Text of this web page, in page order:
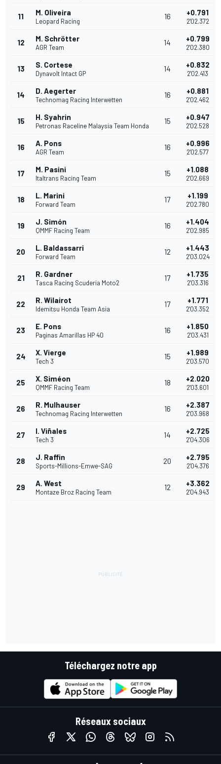
11 M. Oliveira
Leopard Racing
16 +0.791
2'02.372
12 M. Schrötter
AGR Team
14 +0.799
2'02.380
13 S. Cortese
Dynavolt Intact GP
14 +0.832
2'02.413
14 D. Aegerter
Technomag Racing Interwetten
16 +0.881
2'02.462
15 H. Syahrin
Petronas Raceline Malaysia Team Honda
15 +0.947
2'02.528
16 A. Pons
AGR Team
16 +0.996
2'02.577
17 M. Pasini
Italtrans Racing Team
15 +1.088
2'02.669
18 L. Marini
Forward Team
17 +1.199
2'02.780
19 J. Simón
QMMF Racing Team
16 +1.404
2'02.985
20 L. Baldassarri
Forward Team
12 +1.443
2'03.024
21 R. Gardner
Tasca Racing Scuderia Moto2
17 +1.735
2'03.316
22 R. Wilairot
Idemitsu Honda Team Asia
17 +1.771
2'03.352
23 E. Pons
Paginas Amarillas HP 40
16 +1.850
2'03.431
24 X. Vierge
Tech 3
15 +1.989
2'03.570
25 X. Siméon
QMMF Racing Team
18 +2.020
2'03.601
26 R. Mulhauser
Technomag Racing Interwetten
16 +2.387
2'03.968
27 I. Viñales
Tech 3
14 +2.725
2'04.306
28 J. Raffin
Sports-Millions-Emwe-SAG
20 +2.795
2'04.376
29 A. West
Montaze Broz Racing Team
12 +3.362
2'04.943
Téléchargez notre app
Réseaux sociaux